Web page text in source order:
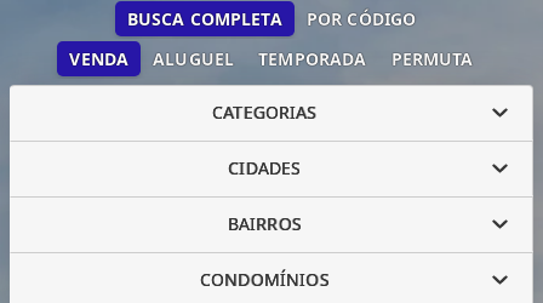
VENDA ALUGUEL TEMPORADA PERMUTA
BUSCA COMPLETA POR CÓDIGO
CATEGORIAS
CIDADES
BAIRROS
CONDOMÍNIOS